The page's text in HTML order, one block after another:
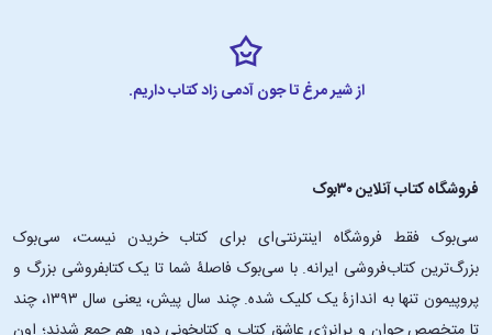
از شیر مرغ تا جون آدمی زاد کتاب داریم.
فروشگاه کتاب آنلاین ۳۰بوک
سی‌بوک فقط فروشگاه اینترنتی‌ای برای کتاب خریدن نیست، سی‌بوک
بزرگ‌ترین کتاب‌فروشی ایرانه. با سی‌بوک فاصلۀ شما تا یک کتابفروشی بزرگ و
پروپیمون تنها به اندازۀ یک کلیک شده. چند سال پیش، یعنی سال ۱۳۹۳، چند